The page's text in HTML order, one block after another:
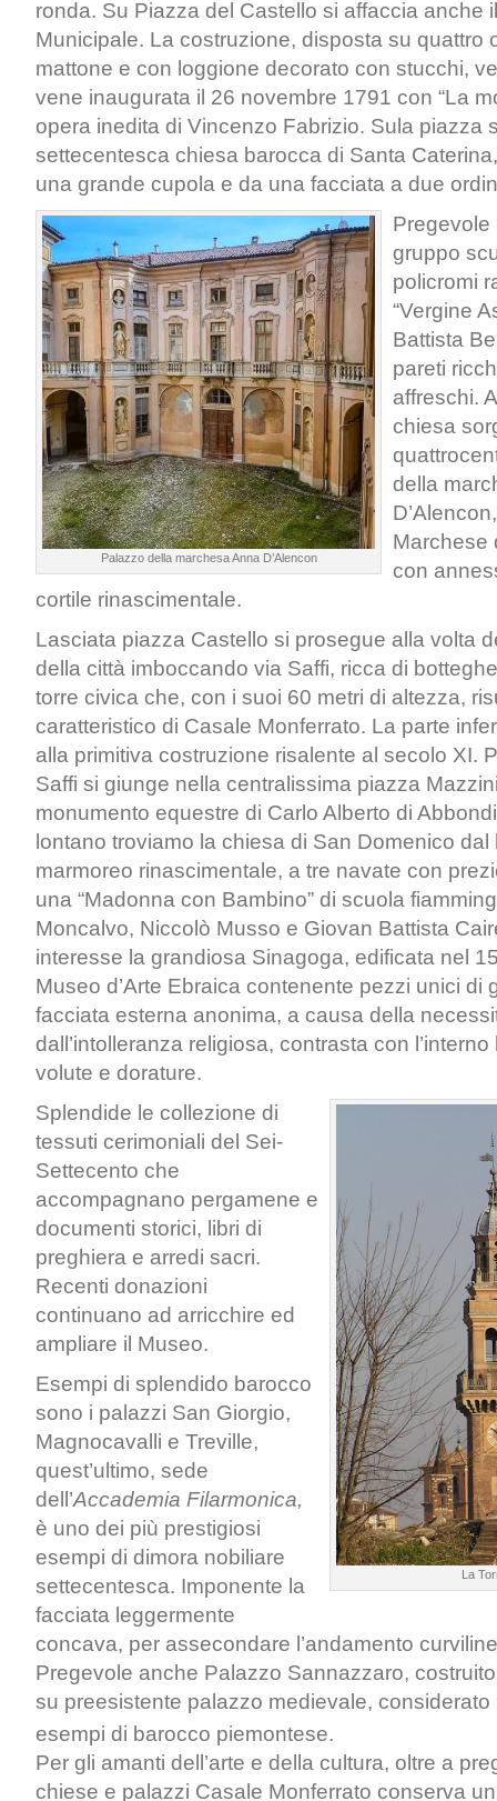
ronda. Su Piazza del Castello si affaccia anche
Municipale. La costruzione, disposta su quattro
mattone e con loggione decorato con stucchi,
vene inaugurata il 26 novembre 1791 con “La
opera inedita di Vincenzo Fabrizio. Sula piazza
settecentesca chiesa barocca di Santa
una grande cupola e da una facciata a due
Palazzo della marchesa Anna D’Alencon
Pregevole
gruppo
policromi
“Vergine
Battista
pareti
affreschi.
chiesa
della
Marchese
con
cortile rinascimentale.
Lasciata piazza Castello si prosegue alla volta
della città imboccando via Saffi, ricca di
torre civica che, con i suoi 60 metri di altezza,
caratteristico di Casale Monferrato. La parte
alla primitiva costruzione risalente al secolo XI.
Saffi si giunge nella centralissima piazza
monumento equestre di Carlo Alberto di
lontano troviamo la chiesa di San Domenico dal
marmoreo rinascimentale, a tre navate con
una “Madonna con Bambino” di scuola
Moncalvo, Niccolò Musso e Giovan Battista
interesse la grandiosa Sinagoga, edificata nel
Museo d’Arte Ebraica contenente pezzi unici di
facciata esterna anonima, a causa della
dall’intolleranza religiosa, contrasta con
volute e dorature.
La
Splendide le collezione di
tessuti cerimoniali del Sei-
Settecento che
accompagnano pergamene e
documenti storici, libri di
preghiera e arredi sacri.
Recenti donazioni
continuano ad arricchire ed
ampliare il Museo.
Esempi di splendido barocco
sono i palazzi San Giorgio,
Magnocavalli e Treville,
quest’ultimo, sede
dell’Accademia Filarmonica,
è uno dei più prestigiosi
esempi di dimora nobiliare
settecentesca. Imponente la
facciata leggermente
concava, per assecondare l’andamento
Pregevole anche Palazzo Sannazzaro,
su preesistente palazzo medievale,
esempi di barocco piemontese.
Per gli amanti dell’arte e della cultura, oltre a
chiese e palazzi Casale Monferrato conserva